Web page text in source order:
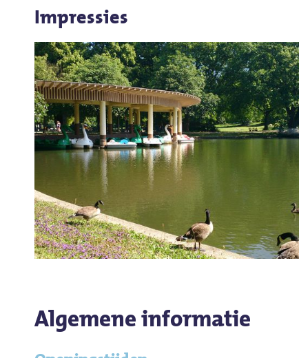
Impressies
Algemene informatie